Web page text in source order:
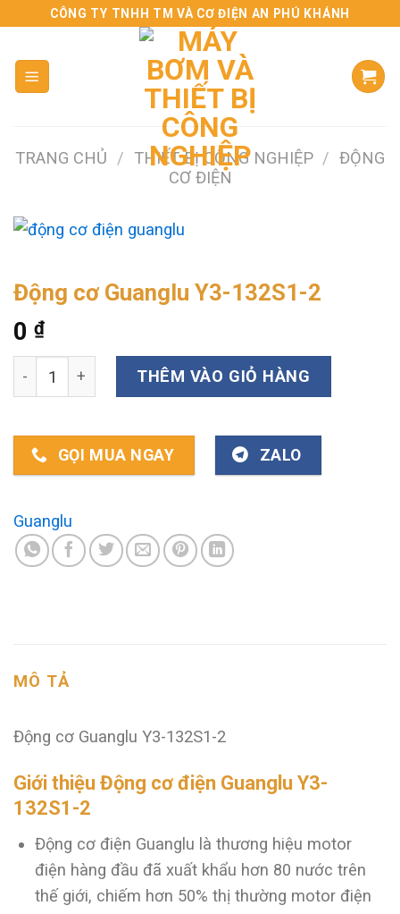
content
CÔNG TY TNHH TM VÀ CƠ ĐIỆN AN PHÚ KHÁNH
TRANG CHỦ / THIẾT BỊ CÔNG NGHIỆP / ĐỘNG
CƠ ĐIỆN
Động cơ Guanglu Y3-132S1-2
0 ₫
Động cơ Guanglu Y3-132S1-2 số lượng
THÊM VÀO GIỎ HÀNG
GỌI MUA NGAY ZALO
Guanglu
MÔ TẢ
Động cơ Guanglu Y3-132S1-2
Giới thiệu Động cơ điện Guanglu Y3-
132S1-2
Động cơ điện Guanglu là thương hiệu motor
điện hàng đầu đã xuất khẩu hơn 80 nước trên
thế giới, chiếm hơn 50% thị thường motor điện